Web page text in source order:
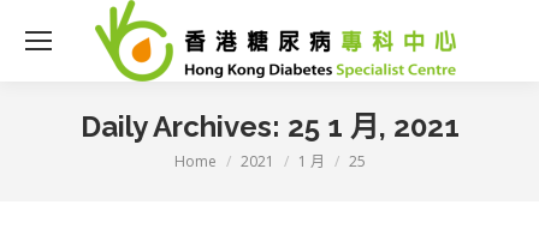
Daily Archives: 25 1 月, 2021
You are here:
Home 2021 1 月 25